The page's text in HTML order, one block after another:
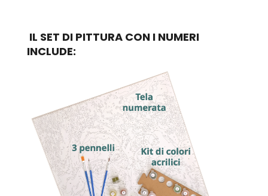
IL SET DI PITTURA CON I NUMERI
INCLUDE: